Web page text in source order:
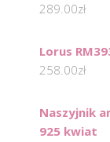
289.00zł
Lorus
258.00zł
Naszyjnik
925 kwiat